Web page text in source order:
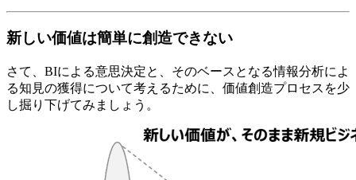
新しい価値は簡単に創造できない
さて、BIによる意思決定と、そのベースとなる情報分析によ
る知見の獲得について考えるために、価値創造プロセスを少
し掘り下げてみましょう。